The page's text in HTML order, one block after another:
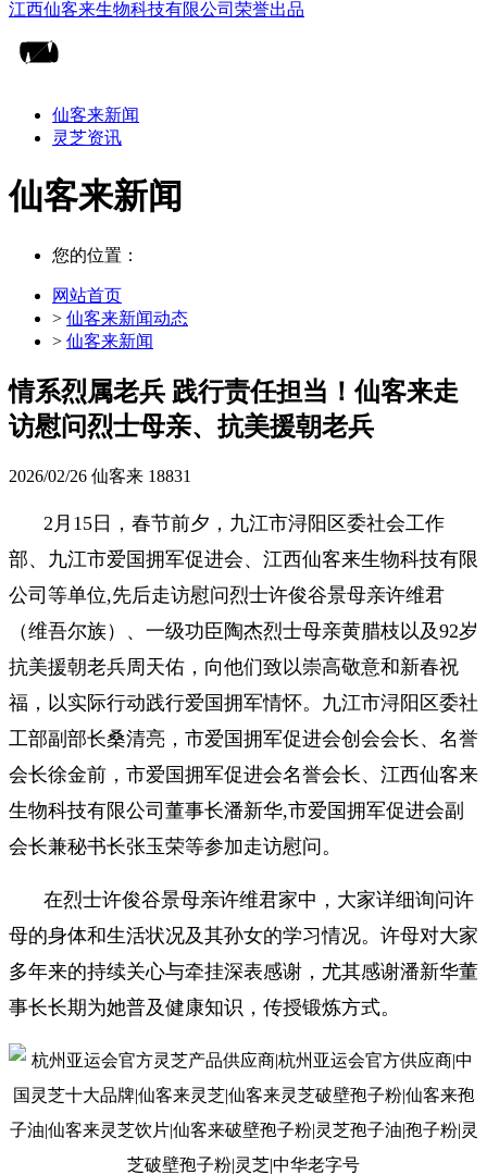
仙客来新闻
灵芝资讯
仙客来新闻
您的位置：
网站首页
> 仙客来新闻动态
> 仙客来新闻
情系烈属老兵 践行责任担当！仙客来走
访慰问烈士母亲、抗美援朝老兵
2026/02/26 仙客来 18831
2月15日，春节前夕，九江市浔阳区委社会工作
部、九江市爱国拥军促进会、江西仙客来生物科技有限
公司等单位,先后走访慰问烈士许俊谷景母亲许维君
（维吾尔族）、一级功臣陶杰烈士母亲黄腊枝以及92岁
抗美援朝老兵周天佑，向他们致以崇高敬意和新春祝
福，以实际行动践行爱国拥军情怀。九江市浔阳区委社
工部副部长桑清亮，市爱国拥军促进会创会会长、名誉
会长徐金前，市爱国拥军促进会名誉会长、江西仙客来
生物科技有限公司董事长潘新华,市爱国拥军促进会副
会长兼秘书长张玉荣等参加走访慰问。
在烈士许俊谷景母亲许维君家中，大家详细询问许
母的身体和生活状况及其孙女的学习情况。许母对大家
多年来的持续关心与牵挂深表感谢，尤其感谢潘新华董
事长长期为她普及健康知识，传授锻炼方式。